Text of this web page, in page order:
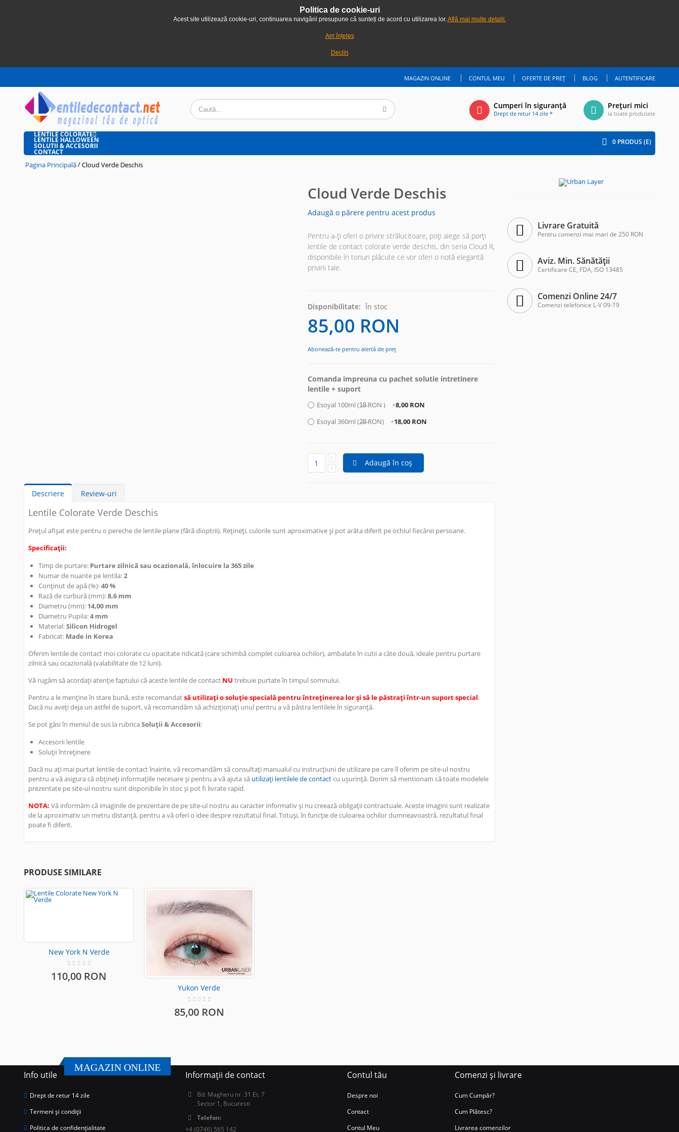
Politica de cookie-uri
Acest site utilizează cookie-uri, continuarea navigării presupune că sunteți de acord cu utilizarea lor.Află mai multe detalii.
Am înțeles
Declin
CONTUL MEU OFERTE DE PREȚ BLOG AUTENTIFICARE
MAGAZIN ONLINE
Cumperi în siguranță
Drept de retur 14 zile *
Prețuri mici
la toate produsele
0 PRODUS (E)
LENTILE COLORATE
LENTILE HALLOWEEN
SOLUTII & ACCESORII
CONTACT
Pagina Principală/Cloud Verde Deschis
Cloud Verde Deschis
Adaugă o părere pentru acest produs
Pentru a-ți oferi o privire strălucitoare, poți alege să porți
lentile de contact colorate verde deschis, din seria Cloud R,
disponibile în tonuri plăcute ce vor oferi o notă elegantă
privirii tale.
Disponibilitate: În stoc
85,00 RON
Abonează-te pentru alertă de preț
Comanda impreuna cu pachet solutie intretinere
lentile + suport
Esoyal 100ml (1̶8̶ RON ) +8,00 RON
Esoyal 360ml (2̶8̶ RON)
+18,00 RON
Adaugă în coș
Descriere Review-uri
Lentile Colorate Verde Deschis
Prețul afișat este pentru o pereche de lentile plane (fără dioptrii). Rețineți, culorile sunt aproximative și pot arăta diferit pe ochiul fiecărei persoane.
Specificații:
Timp de purtare: Purtare zilnică sau ocazională, înlocuire la 365 zile
Numar de nuante pe lentila:2
Conținut de apă (%):40 %
Rază de curbură (mm):8,6 mm
Diametru (mm): 14,00 mm
Diametru Pupila:4 mm
Material:Silicon Hidrogel
Fabricat:Made in Korea
Oferim lentile de contact moi colorate cu opacitate ridicată (care schimbă complet culoarea ochilor), ambalate în cutii a câte două, ideale pentru purtare
zilnică sau ocazională (valabilitate de 12 luni).
Vă rugăm să acordați atenție faptului că aceste lentile de contact NU trebuie purtate în timpul somnului.
Pentru a le menține în stare bună, este recomandatsă utilizați o soluție specială pentru întreținerea lor și să le păstrați într-un suport special.
Dacă nu aveți deja un astfel de suport, vă recomandăm să achiziționați unul pentru a vă păstra lentilele în siguranță.
Se pot găsi în meniul de sus la rubricaSoluții & Accesorii:
Accesorii lentile
Soluții întreținere
Dacă nu ați mai purtat lentile de contact înainte, vă recomandăm să consultați manualul cu instrucțiuni de utilizare pe care îl oferim pe site-ul nostru
pentru a vă asigura că obțineți informațiile necesare și pentru a vă ajuta să utilizați lentilele de contactcu ușurință. Dorim să mentionam că toate modelele
prezentate pe site-ul nostru sunt disponibile în stoc și pot fi livrate rapid.
NOTA: Vă informăm că imaginile de prezentare de pe site-ul nostru au caracter informativ și nu creează obligații contractuale. Aceste imagini sunt realizate
de la aproximativ un metru distanță, pentru a vă oferi o idee despre rezultatul final. Totuși, în funcție de culoarea ochilor dumneavoastră, rezultatul final
poate fi diferit.
PRODUSE SIMILARE
New York N Verde
110,00 RON
Yukon Verde
85,00 RON
Livrare Gratuită
Pentru comenzi mai mari de 250 RON
Aviz. Min. Sănătății
Certificare CE, FDA, ISO 13485
Comenzi Online 24/7
Comenzi telefonice L-V 09-19
MAGAZIN ONLINE
Info utile
Drept de retur 14 zile
Termeni și condiții
Politica de confidențialitate
Informații de contact
Bd. Magheru nr. 31 Et. 7
Sector 1, Bucuresti
Telefon:
+4 (0746) 565 142
Contul tău
Despre noi
Contact
Contul Meu
Comenzi și livrare
Cum Cumpăr?
Cum Plătesc?
Livrarea comenzilor